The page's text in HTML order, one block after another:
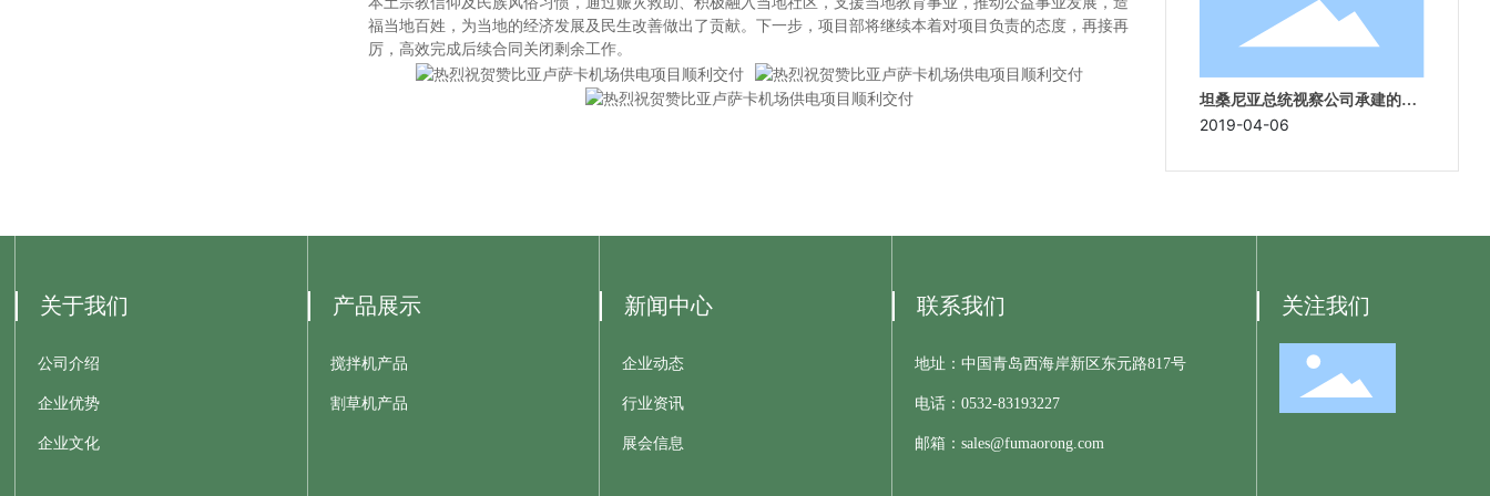
福当地百姓，为当地的经济发展及民生改善做出了贡献。下一步，项目部将继续本着对项目负责的态度，再接再
厉，高效完成后续合同关闭剩余工作。
坦桑尼亚总统视察公司承建的变
电站项目
2019-04-06
关于我们
公司介绍
企业优势
企业文化
产品展示
搅拌机产品
割草机产品
新闻中心
企业动态
行业资讯
展会信息
联系我们
地址：中国青岛西海岸新区东元路817号
电话： 0532-83193227
邮箱： sales@fumaorong.com
关注我们